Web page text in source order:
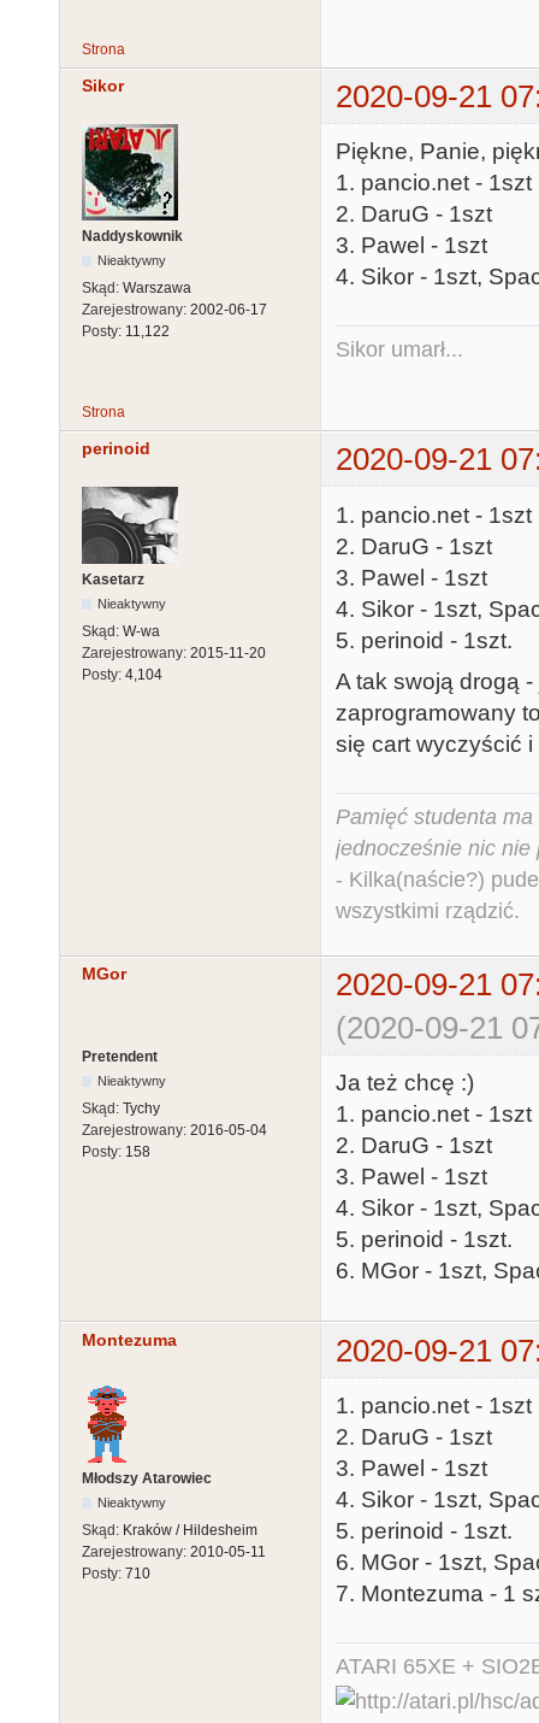
Strona
Sikor 2020-09-21
Naddyskownik
Nieaktywny
Skąd: Warszawa
Zarejestrowany: 2002-06-17
Posty: 11,122
Piękne, Panie,
1. pancio.net - 1szt
2. DaruG - 1szt
3. Pawel - 1szt
4. Sikor - 1szt,
Sikor umarł...
Strona
perinoid 2020-09-21
Kasetarz
Nieaktywny
Skąd: W-wa
Zarejestrowany: 2015-11-20
Posty: 4,104
1. pancio.net - 1szt
2. DaruG - 1szt
3. Pawel - 1szt
4. Sikor - 1szt,
5. perinoid - 1szt.
A tak swoją drogą
zaprogramowany
się cart wyczyścić
Pamięć studenta
jednocześnie nic nie
- Kilka(naście?)
wszystkimi rządzić.
MGor
2020-09-21
(2020-09-21
Pretendent
Nieaktywny
Skąd: Tychy
Zarejestrowany: 2016-05-04
Posty: 158
Ja też chcę :)
1. pancio.net - 1szt
2. DaruG - 1szt
3. Pawel - 1szt
4. Sikor - 1szt,
5. perinoid - 1szt.
6. MGor - 1szt,
Montezuma 2020-09-21
Młodszy Atarowiec
Nieaktywny
Skąd: Kraków / Hildesheim
Zarejestrowany: 2010-05-11
Posty: 710
1. pancio.net - 1szt
2. DaruG - 1szt
3. Pawel - 1szt
4. Sikor - 1szt,
5. perinoid - 1szt.
6. MGor - 1szt,
7. Montezuma - 1
ATARI 65XE +